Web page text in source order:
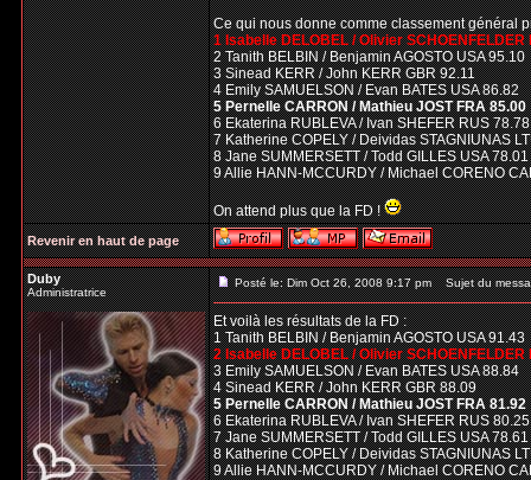
Ce qui nous donne comme classement général
1 Isabelle DELOBEL / Olivier SCHOENFELDER
2 Tanith BELBIN / Benjamin AGOSTO USA 95.10
3 Sinead KERR / John KERR GBR 92.11
4 Emily SAMUELSON / Evan BATES USA 86.82
5 Pernelle CARRON / Mathieu JOST FRA 85.00
6 Ekaterina RUBLEVA / Ivan SHEFER RUS 78.78
7 Katherine COPELY / Deividas STAGNIUNAS
8 Jane SUMMERSETT / Todd GILLES USA 78.01
9 Allie HANN-MCCURDY / Michael CORENO
On attend plus que la FD !
Revenir en haut de page
Duby
Administratrice
Posté le: Dim Oct 26, 2008 9:17 pm Sujet du
Et voilà les résultats de la FD :
1 Tanith BELBIN / Benjamin AGOSTO USA 91.43
2 Isabelle DELOBEL / Olivier SCHOENFELDER
3 Emily SAMUELSON / Evan BATES USA 88.84
4 Sinead KERR / John KERR GBR 88.09
5 Pernelle CARRON / Mathieu JOST FRA 81.92
6 Ekaterina RUBLEVA / Ivan SHEFER RUS 80.25
7 Jane SUMMERSETT / Todd GILLES USA 78.61
8 Katherine COPELY / Deividas STAGNIUNAS
9 Allie HANN-MCCURDY / Michael CORENO